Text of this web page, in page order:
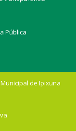
Pública
de Ipixuna